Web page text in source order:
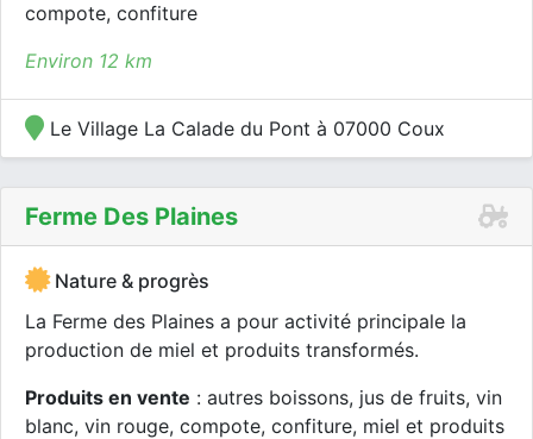
compote, confiture
Environ 12 km
Le Village La Calade du Pont à 07000 Coux
Ferme Des Plaines
Nature & progrès
La Ferme des Plaines a pour activité principale la
production de miel et produits transformés.
Produits en vente : autres boissons, jus de fruits, vin
blanc, vin rouge, compote, confiture, miel et produits